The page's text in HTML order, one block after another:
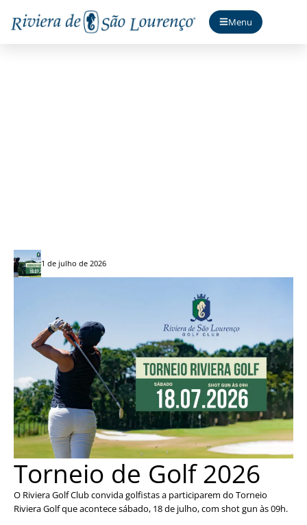
Menu
1 de julho de 2026
Torneio de Golf 2026
O Riviera Golf Club convida golfistas a participarem do Torneio
Riviera Golf que acontece sábado, 18 de julho, com shot gun às 09h.